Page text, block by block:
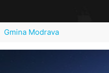
Gmina Modrava